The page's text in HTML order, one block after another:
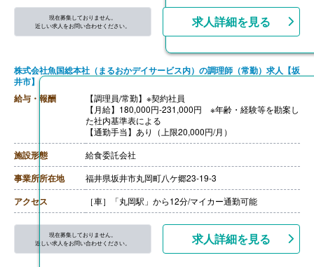
現在募集しておりません。
近しい求人をお問い合わせください。
求人詳細を見る
株式会社魚国総本社（まるおかデイサービス内）の調理師（常勤）求人【坂
井市】
給与・報酬
【調理員/常勤】※契約社員
【月給】180,000円-231,000円 ※年齢・経験等を勘案し
た社内基準表による
【通勤手当】あり（上限20,000円/月）
施設形態 給食委託会社
事業所所在地 福井県坂井市丸岡町八ケ郷23-19-3
アクセス ［車］「丸岡駅」から12分/マイカー通勤可能
現在募集しておりません。
近しい求人をお問い合わせください。
求人詳細を見る